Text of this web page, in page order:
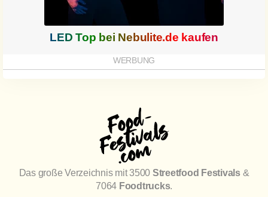
LED Top bei Nebulite.de kaufen
Das große Verzeichnis mit 3500 Streetfood Festivals&
7064 Foodtrucks.